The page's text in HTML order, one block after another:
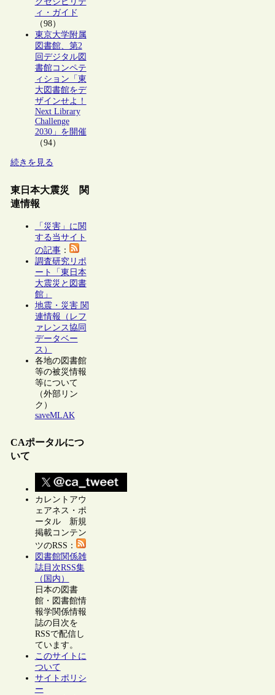
ィ・ガイド
（98）
東京大学附属
図書館、第2
回デジタル図
書館コンペテ
ィション「東
大図書館をデ
ザインせよ！
Next Library
Challenge
2030」を開催
（94）
続きを見る
東日本大震災 関
連情報
「災害」に関
する当サイト
の記事：
調査研究リポ
ート「東日本
大震災と図書
館」
地震・災害 関
連情報（レフ
ァレンス協同
データベー
ス）
各地の図書館
等の被災情報
等について
（外部リン
ク）
saveMLAK
CAポータルにつ
いて
カレントアウ
ェアネス・ポ
ータル 新規
掲載コンテン
ツのRSS：
図書館関係雑
誌目次RSS集
（国内）
日本の図書
館・図書館情
報学関係情報
誌の目次を
RSSで配信し
ています。
このサイトに
ついて
サイトポリシ
ー